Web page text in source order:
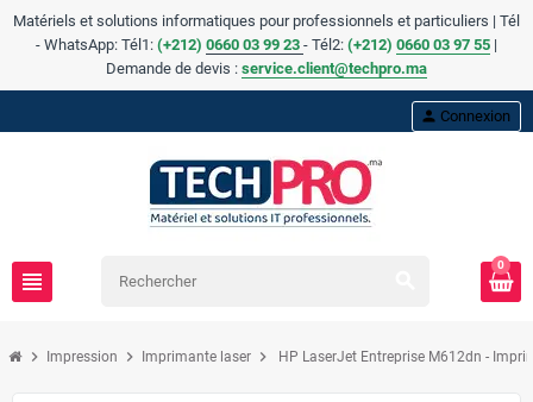
Matériels et solutions informatiques pour professionnels et particuliers | Tél
- WhatsApp: Tél1: (+212) 0660 03 99 23 - Tél2: (+212) 0660 03 97 55 |
Demande de devis : service.client@techpro.ma
view_headline
person Connexion
0
chevron_right Impression chevron_right Imprimante laser chevron_right HP LaserJet Entreprise M612dn -